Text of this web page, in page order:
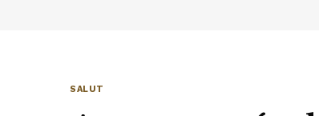
SALUT